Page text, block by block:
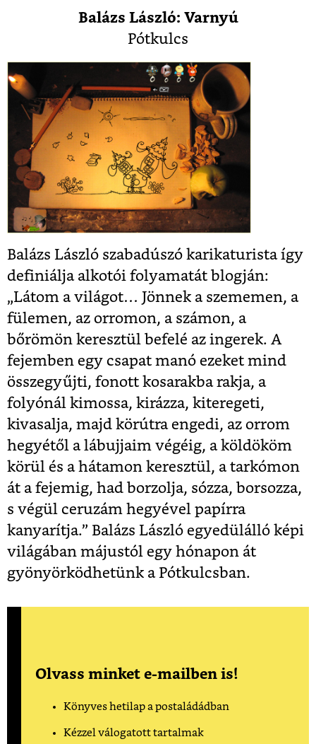
Balázs László: Varnyú
Pótkulcs
Balázs László szabadúszó karikaturista így
definiálja alkotói folyamatát blogján:
„Látom a világot… Jönnek a szememen, a
fülemen, az orromon, a számon, a
bőrömön keresztül befelé az ingerek. A
fejemben egy csapat manó ezeket mind
összegyűjti, fonott kosarakba rakja, a
folyónál kimossa, kirázza, kiteregeti,
kivasalja, majd körútra engedi, az orrom
hegyétől a lábujjaim végéig, a köldököm
körül és a hátamon keresztül, a tarkómon
át a fejemig, had borzolja, sózza, borsozza,
s végül ceruzám hegyével papírra
kanyarítja.” Balázs László egyedülálló képi
világában májustól egy hónapon át
gyönyörködhetünk a Pótkulcsban.
Olvass minket e-mailben is!
Könyves hetilap a postaládádban
Kézzel válogatott tartalmak